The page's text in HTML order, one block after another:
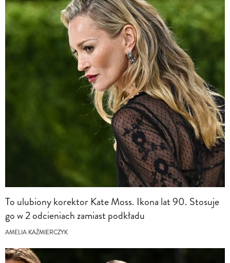
To ulubiony korektor Kate Moss. Ikona lat 90. Stosuje
go w 2 odcieniach zamiast podkładu
AMELIA KAŹMIERCZYK